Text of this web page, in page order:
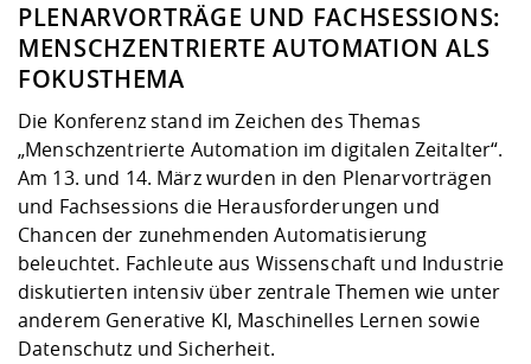
PLENARVORTRÄGE UND FACHSESSIONS:
MENSCHZENTRIERTE AUTOMATION ALS
FOKUSTHEMA
Die Konferenz stand im Zeichen des Themas
„Menschzentrierte Automation im digitalen Zeitalter“.
Am 13. und 14. März wurden in den Plenarvorträgen
und Fachsessions die Herausforderungen und
Chancen der zunehmenden Automatisierung
beleuchtet. Fachleute aus Wissenschaft und Industrie
diskutierten intensiv über zentrale Themen wie unter
anderem Generative KI, Maschinelles Lernen sowie
Datenschutz und Sicherheit.